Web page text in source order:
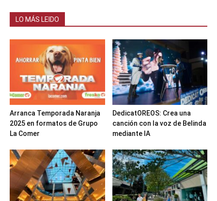
LO MÁS LEIDO
Arranca Temporada Naranja
2025 en formatos de Grupo
La Comer
DedicatOREOS: Crea una
canción con la voz de Belinda
mediante IA